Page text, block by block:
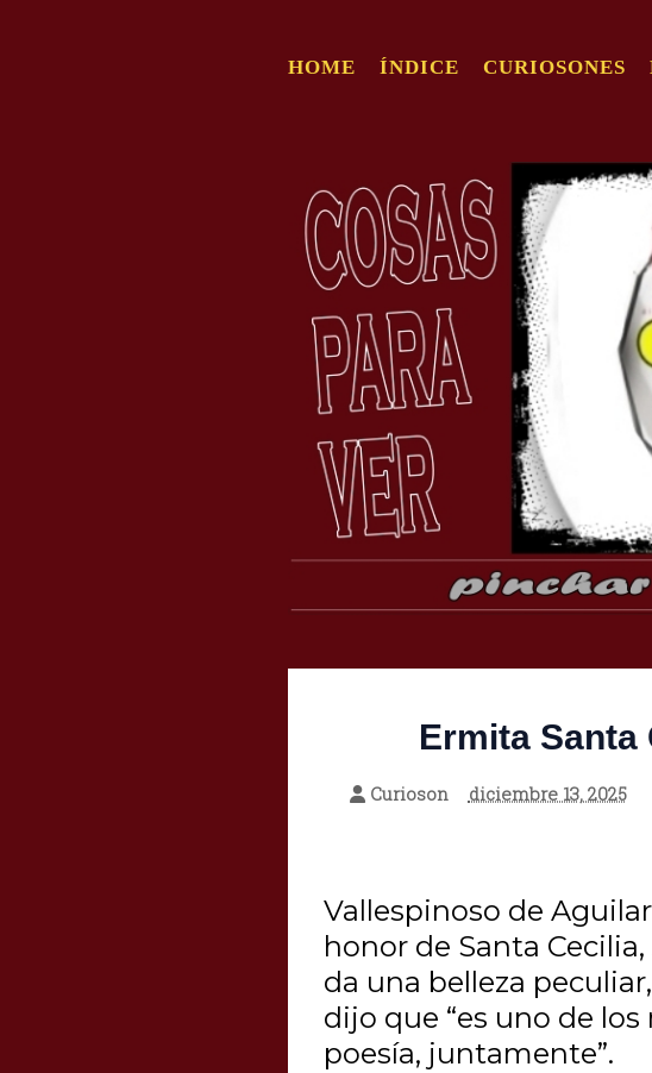
HOME ÍNDICE CURIOSONES
Ermita Santa
Curioson diciembre 13, 2025
Vallespinoso de
honor de Santa
da una belleza
dijo que “es uno de
poesía, juntamente”.